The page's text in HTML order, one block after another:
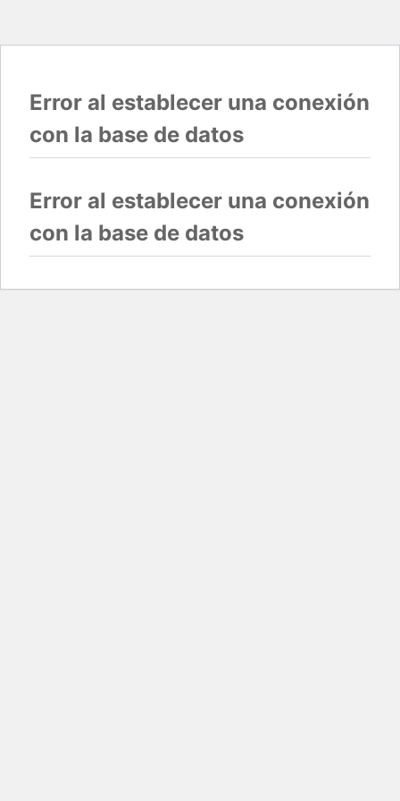
Error al establecer una conexión
con la base de datos
Error al establecer una conexión
con la base de datos